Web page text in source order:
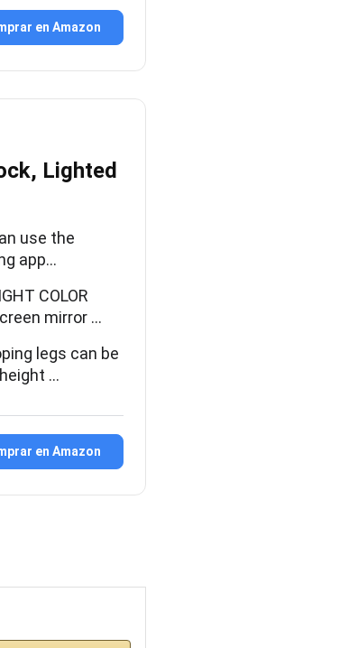
en Amazon
Lighted
use the
app…
COLOR
mirror …
legs can be
…
en Amazon